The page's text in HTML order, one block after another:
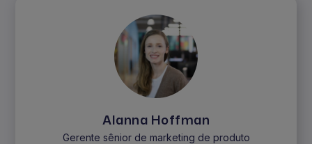
Alanna Hoffman
Gerente sênior de marketing de produto